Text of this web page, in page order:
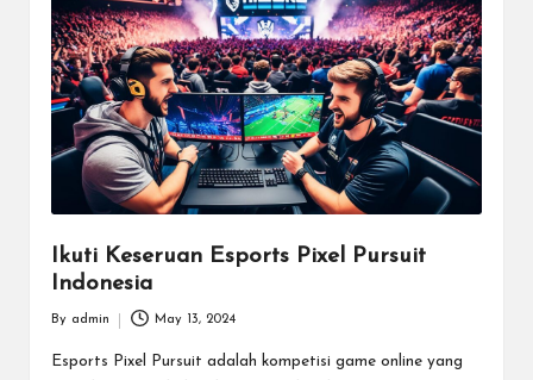
Ikuti Keseruan Esports Pixel Pursuit
Indonesia
by
By admin May 13, 2024
Esports Pixel Pursuit adalah kompetisi game online yang